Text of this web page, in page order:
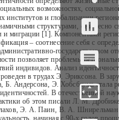
возможностях,
институтов и глобализации
структурами, они тесно
и миграции [1]. Компонентами
– соотнесение себя с
государственном
позволяет проблемы
индивидов. Анализ
в трудах Э. Эриксона. В
Б. Андерсона, Э. Хобсбаума стала
В отечественной
об этом писали Л. М.
Э. А. Паин, В. А. Шнирельман
начиная с 90-х годов